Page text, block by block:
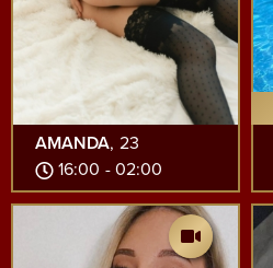
AMANDA, 23
16:00 - 02:00